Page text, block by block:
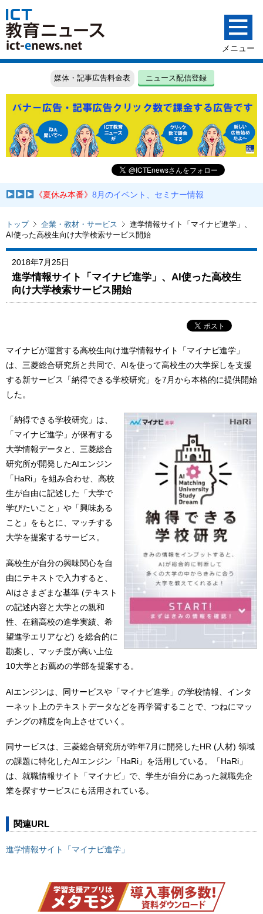
媒体・記事広告料金表 ニュース配信登録
《夏休み本番》8月のイベント、セミナー情報
トップ 企業・教材・サービス
進学情報サイト「マイナビ進学」、
AI使った高校生向け大学検索サービス開始
2018年7月25日
進学情報サイト「マイナビ進学」、AI使った高校生
向け大学検索サービス開始
マイナビが運営する高校生向け進学情報サイト「マイナビ進学」
は、三菱総合研究所と共同で、AIを使って高校生の大学探しを支援
する新サービス「納得できる学校研究」を7月から本格的に提供開始
した。
「納得できる学校研究」は、
「マイナビ進学」が保有する
大学情報データと、三菱総合
研究所が開発したAIエンジン
「HaRi」を組み合わせ、高校
生が自由に記述した「大学で
学びたいこと」や「興味ある
こと」をもとに、マッチする
大学を提案するサービス。
高校生が自分の興味関心を自
由にテキストで入力すると、
AIはさまざまな基準 (テキスト
の記述内容と大学との親和
性、在籍高校の進学実績、希
望進学エリアなど) を総合的に
勘案し、マッチ度が高い上位
10大学とお薦めの学部を提案する。
AIエンジンは、同サービスや「マイナビ進学」の学校情報、インタ
ーネット上のテキストデータなどを再学習することで、つねにマッ
チングの精度を向上させていく。
同サービスは、三菱総合研究所が昨年7月に開発したHR (人材) 領域
の課題に特化したAIエンジン「HaRi」を活用している。「HaRi」
は、就職情報サイト「マイナビ」で、学生が自分にあった就職先企
業を探すサービスにも活用されている。
関連URL
進学情報サイト「マイナビ進学」